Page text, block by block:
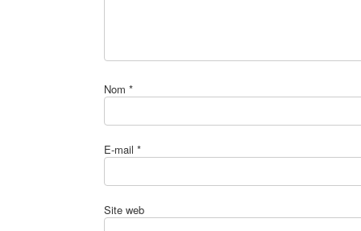
Nom *
E-mail *
Site web